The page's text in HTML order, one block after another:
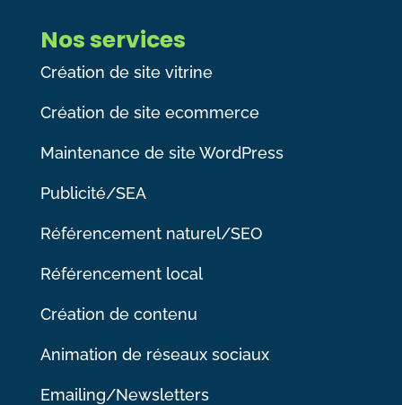
Nos services
Création de site vitrine
Création de site ecommerce
Maintenance de site WordPress
Publicité/SEA
Référencement naturel/SEO
Référencement local
Création de contenu
Animation de réseaux sociaux
Emailing/Newsletters